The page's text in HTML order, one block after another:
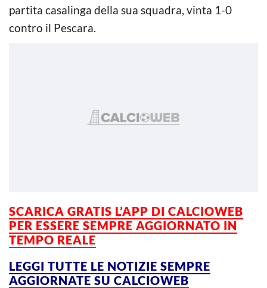
partita casalinga della sua squadra, vinta 1-0
contro il Pescara.
SCARICA GRATIS L’APP DI CALCIOWEB
PER ESSERE SEMPRE AGGIORNATO IN
TEMPO REALE
LEGGI TUTTE LE NOTIZIE SEMPRE
AGGIORNATE SU CALCIOWEB